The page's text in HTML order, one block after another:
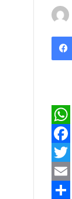
W
h
a
F
a
c
T
w
E